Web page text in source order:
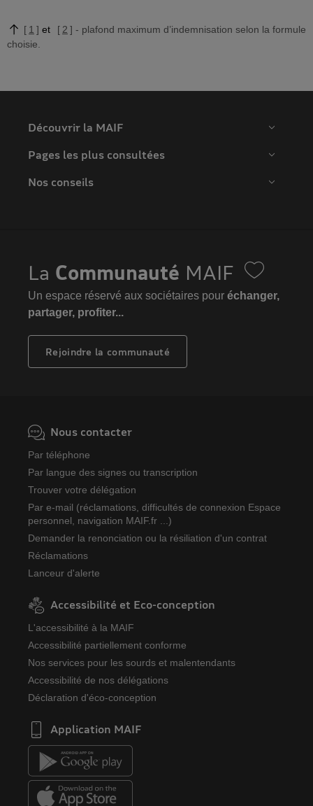
1 2
plafond maximum d’indemnisation selon la formule
choisie.
Découvrir la MAIF
Pages les plus consultées
Nos conseils
La Communauté MAIF
Un espace réservé aux sociétaires pour échanger,
partager, profiter...
Rejoindre la communauté
Nous contacter
Par téléphone
Par langue des signes ou transcription
Trouver votre délégation
Par e-mail (réclamations, difficultés de connexion Espace
personnel, navigation MAIF.fr ...)
Demander la renonciation ou la résiliation d'un contrat
Réclamations
Lanceur d'alerte
Accessibilité et Eco-conception
L'accessibilité à la MAIF
Accessibilité partiellement conforme
Nos services pour les sourds et malentendants
Accessibilité de nos délégations
Déclaration d'éco-conception
Application MAIF